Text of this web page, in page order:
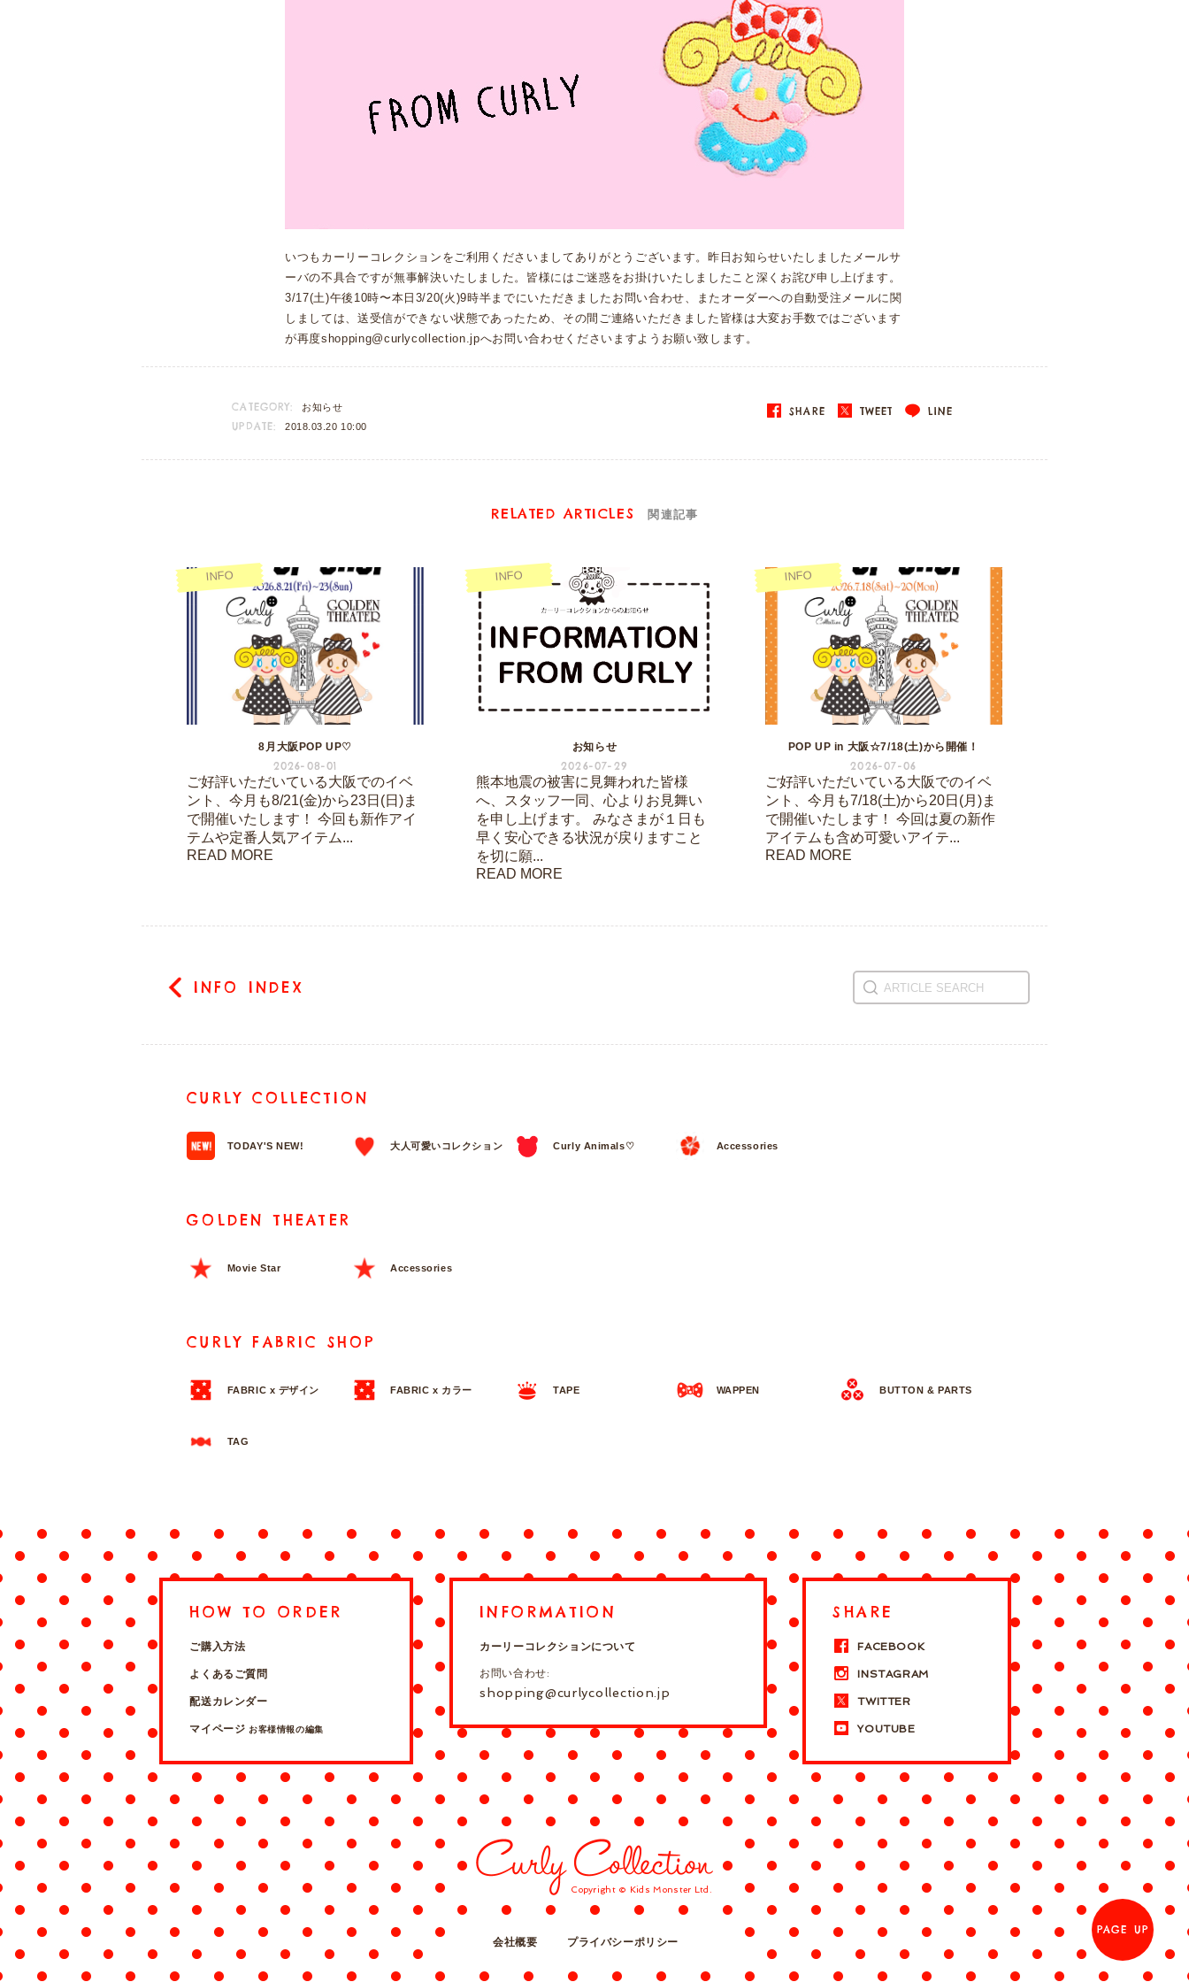
いつもカーリーコレクションをご利用くださいましてありがとうございます。昨日お知らせいたしましたメールサ
ーバの不具合ですが無事解決いたしました。皆様にはご迷惑をお掛けいたしましたこと深くお詫び申し上げます。
3/17(土)午後10時〜本日3/20(火)9時半までにいただきましたお問い合わせ、またオーダーへの自動受注メールに関
しましては、送受信ができない状態であったため、その間ご連絡いただきました皆様は大変お手数ではございます
が再度shopping@curlycollection.jpへお問い合わせくださいますようお願い致します。
CATEGORY: お知らせ
UPDATE: 2018.03.20 10:00
SHARE TWEET LINE
RELATED ARTICLES 関連記事
INFO
8月大阪POP UP♡
2026-08-01
ご好評いただいている大阪でのイベ
ント、今月も8/21(金)から23日(日)ま
で開催いたします！ 今回も新作アイ
テムや定番人気アイテム...
READ MORE
INFO
お知らせ
2026-07-29
熊本地震の被害に見舞われた皆様
へ、スタッフ一同、心よりお見舞い
を申し上げます。 みなさまが１日も
早く安心できる状況が戻りますこと
を切に願...
READ MORE
INFO
POP UP in 大阪☆7/18(土)から開催！
2026-07-06
ご好評いただいている大阪でのイベ
ント、今月も7/18(土)から20日(月)ま
で開催いたします！ 今回は夏の新作
アイテムも含め可愛いアイテ...
READ MORE
INFO INDEX
CURLY COLLECTION
TODAY'S NEW! 大人可愛いコレクション Curly Animals♡ Accessories
GOLDEN THEATER
Movie Star Accessories
CURLY FABRIC SHOP
FABRIC x デザイン FABRIC x カラー TAPE WAPPEN BUTTON & PARTS
TAG
HOW TO ORDER
ご購入方法
よくあるご質問
配送カレンダー
マイページお客様情報の編集
INFORMATION
カーリーコレクションについて
お問い合わせ:
shopping@curlycollection.jp
SHARE
FACEBOOK
INSTAGRAM
TWITTER
YOUTUBE
Copyright © Kids Monster Ltd.
会社概要 プライバシーポリシー
PAGE UP